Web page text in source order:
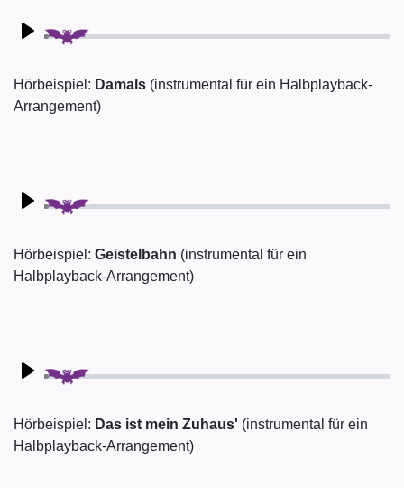
Hörbeispiel: Damals (instrumental für ein Halbplayback-
Arrangement)
Hörbeispiel: Geistelbahn (instrumental für ein
Halbplayback-Arrangement)
Hörbeispiel: Das ist mein Zuhaus' (instrumental für ein
Halbplayback-Arrangement)